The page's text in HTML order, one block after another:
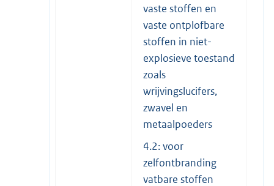
vaste stoffen en
vaste ontplofbare
stoffen in niet-
explosieve toestand
zoals
wrijvingslucifers,
zwavel en
metaalpoeders
4.2: voor
zelfontbranding
vatbare stoffen